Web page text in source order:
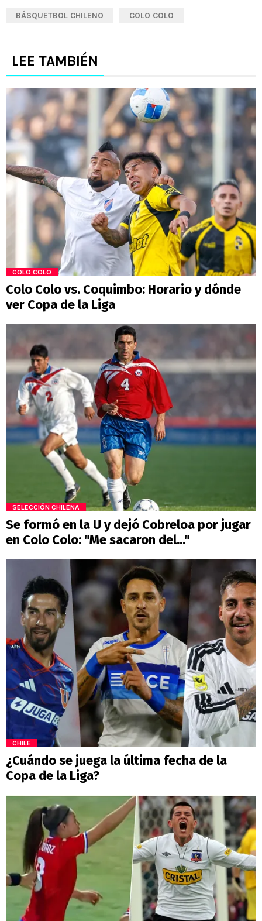
BÁSQUETBOL CHILENO COLO COLO
LEE TAMBIÉN
COLO COLO
Colo Colo vs. Coquimbo: Horario y dónde
ver Copa de la Liga
SELECCIÓN CHILENA
Se formó en la U y dejó Cobreloa por jugar
en Colo Colo: "Me sacaron del..."
CHILE
¿Cuándo se juega la última fecha de la
Copa de la Liga?